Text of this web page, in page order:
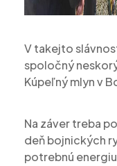
V takejto
spoločný
Kúpeľný mlyn v
Na záver treba
deň bojnických
potrebnú